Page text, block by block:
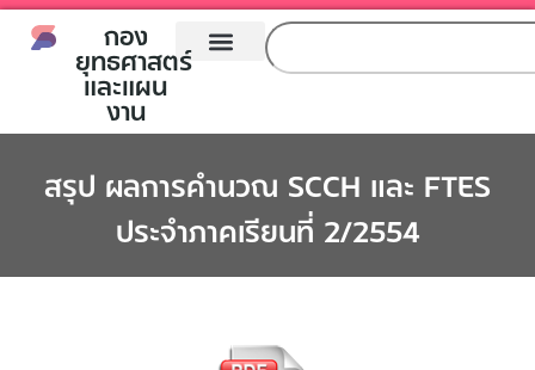
กอง
ยุทธศาสตร์
และแผน
งาน
สรุป ผลการคำนวณ SCCH และ FTES
ประจำภาคเรียนที่ 2/2554